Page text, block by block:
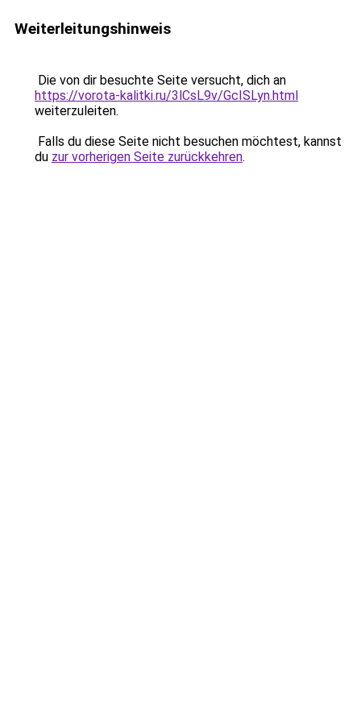
Weiterleitungshinweis
Die von dir besuchte Seite versucht, dich an
https://vorota-kalitki.ru/3lCsL9v/GcISLyn.html
weiterzuleiten.
Falls du diese Seite nicht besuchen möchtest, kannst
du zur vorherigen Seite zurückkehren.